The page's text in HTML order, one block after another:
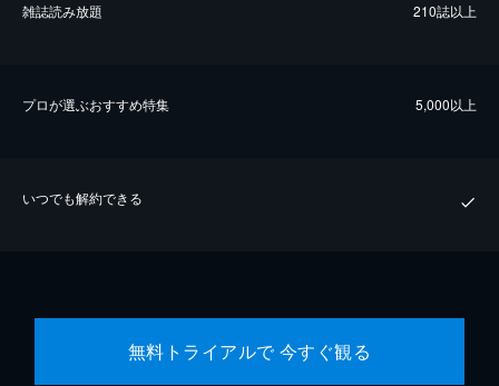
雑誌読み放題 210誌以上
プロが選ぶおすすめ特集 5,000以上
いつでも解約できる
無料トライアルで 今すぐ観る